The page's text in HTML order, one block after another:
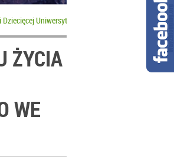
Uniwersytetu Medycznego we Wrocławiu
ŻYCIA
WE